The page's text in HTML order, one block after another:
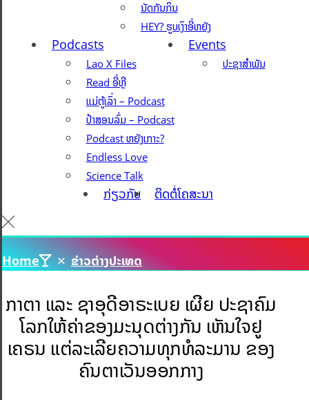
ນັດກັນກິນ
HEY? ຮູບເງົາອີ່ຫຍັງ
Podcasts
Lao X Files
Read ອີ່ຫຼີ
ແມ່ຕູ້ເລົ່າ – Podcast
ປ້າສອນລົ່ມ – Podcast
Podcast ຫຍັງເກາະ?
Endless Love
Science Talk
Events
ປະຊາສຳພັນ
ກ່ຽວກັບ ຕິດຕໍ່ໂຄສະນາ
Home ຂ່າວຕ່າງປະເທດ
ກາຕາ ແລະ ຊາອຸດີອາຣະເບຍ ເຜີຍ ປະຊາຄົມ
ໂລກໃຫ້ຄ່າຂອງມະນຸດຕ່າງກັນ ເຫັນໃຈຢູ
ເຄຣນ ແຕ່ລະເລີຍຄວາມທຸກທໍລະມານ ຂອງ
ຄົນຕາເວັນອອກກາງ